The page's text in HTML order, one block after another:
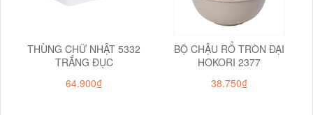
THÙNG CHỮ NHẬT 5332
TRẮNG ĐỤC
64.900₫
BỘ CHẬU RỔ TRÒN ĐẠI
HOKORI 2377
38.750₫